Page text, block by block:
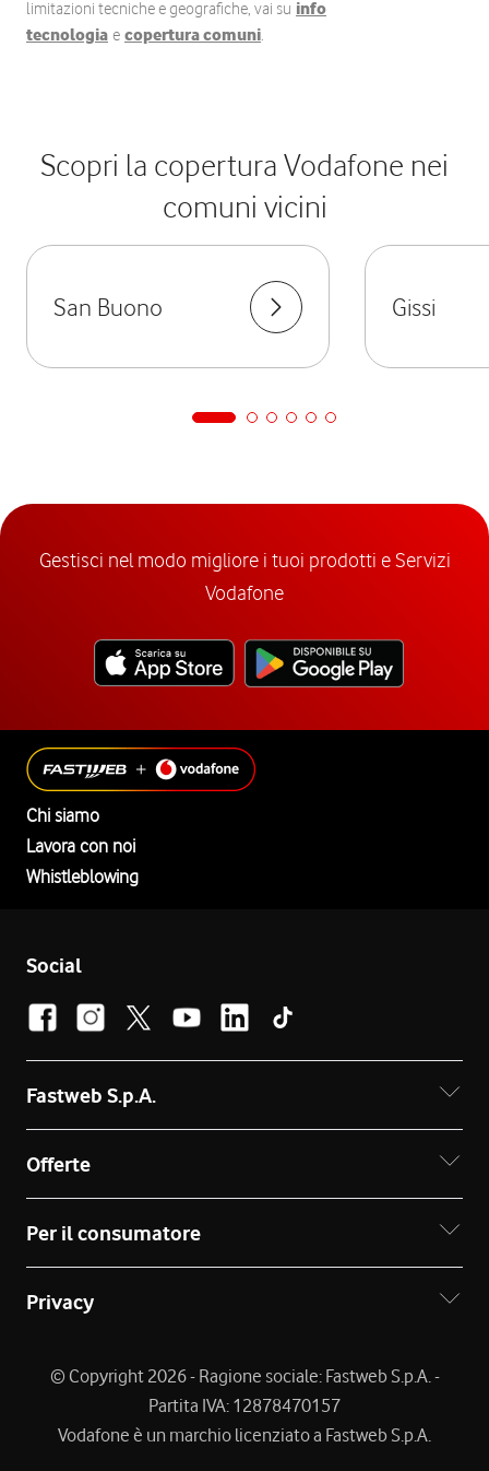
limitazioni tecniche e geografiche, vai su info
tecnologia e copertura comuni.
Scopri la copertura Vodafone nei
comuni vicini
San Buono Gissi
Gestisci nel modo migliore i tuoi prodotti e Servizi
Vodafone
Chi siamo
Lavora con noi
Whistleblowing
Social
Fastweb S.p.A.
Offerte
Per il consumatore
Privacy
© Copyright 2026 - Ragione sociale: Fastweb S.p.A. -
Partita IVA: 12878470157
Vodafone è un marchio licenziato a Fastweb S.p.A.